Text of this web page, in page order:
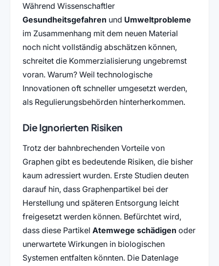
Während Wissenschaftler
Gesundheitsgefahren und Umweltprobleme
im Zusammenhang mit dem neuen Material
noch nicht vollständig abschätzen können,
schreitet die Kommerzialisierung ungebremst
voran. Warum? Weil technologische
Innovationen oft schneller umgesetzt werden,
als Regulierungsbehörden hinterherkommen.
Die Ignorierten Risiken
Trotz der bahnbrechenden Vorteile von
Graphen gibt es bedeutende Risiken, die bisher
kaum adressiert wurden. Erste Studien deuten
darauf hin, dass Graphenpartikel bei der
Herstellung und späteren Entsorgung leicht
freigesetzt werden können. Befürchtet wird,
dass diese Partikel Atemwege schädigen oder
unerwartete Wirkungen in biologischen
Systemen entfalten könnten. Die Datenlage